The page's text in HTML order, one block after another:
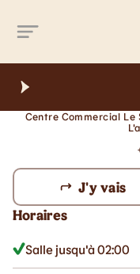
Centre Commercial Le
J'y vais
Horaires
Salle jusqu'à 02:00